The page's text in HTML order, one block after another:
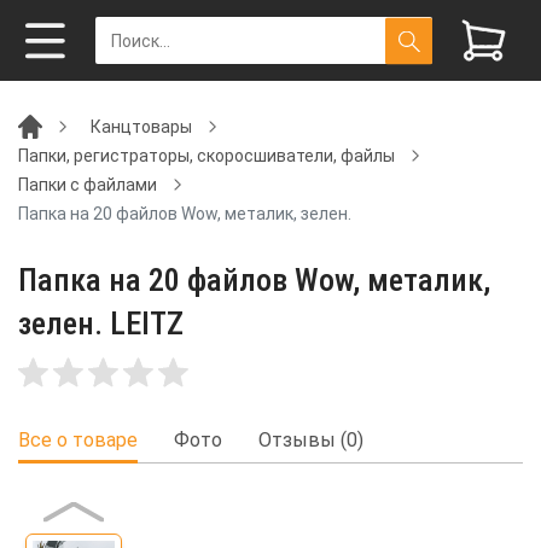
Канцтовары
Папки, регистраторы, скоросшиватели, файлы
Папки с файлами
Папка на 20 файлов Wow, металик, зелен.
Папка на 20 файлов Wow, металик,
зелен. LEITZ
Все о товаре Фото Отзывы (0)